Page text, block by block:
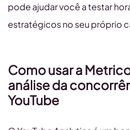
pode ajudar você a testar
estratégicos no seu próprio
Como usar a
análise da
YouTube